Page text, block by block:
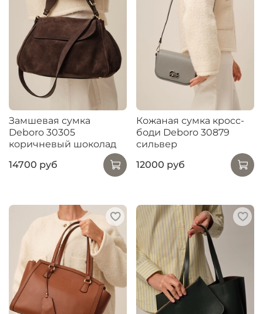
Замшевая сумка
Deboro 30305
коричневый шоколад
14700 руб
Кожаная сумка кросс-
боди Deboro 30879
сильвер
12000 руб